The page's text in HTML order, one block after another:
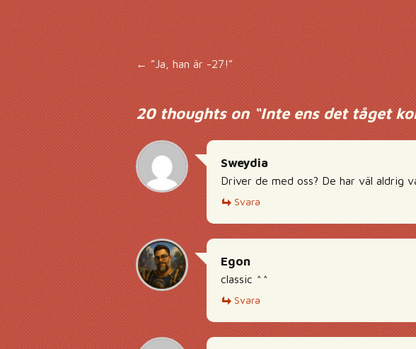
Inläggsnavigering
←”Ja, han är -27!”
20 thoughts on “Inte ens det tåget
Sweydia
Driver de med oss? De har väl aldrig
Svara
Egon
classic ^^
Svara